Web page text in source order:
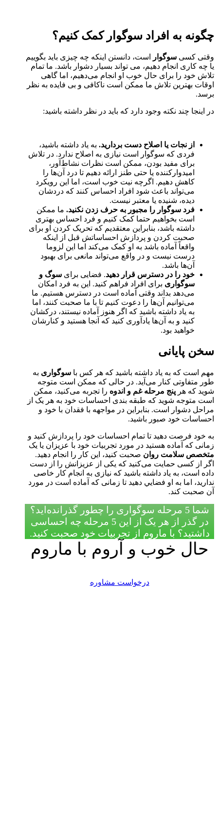
چگونه به افراد سوگوار کمک کنیم؟
وقتی کسی سوگوار
است، دانستن اینکه چه چیزی باید بگوییم
یا چه کاری انجام دهیم، می تواند بسیار دشوار باشد. ما تمام
تلاش خود را برای حال خوب او انجام می‌دهیم، اما گاهی
اوقات بهترین تلاش ما ممکن است ناکافی و بی فایده به نظر
برسد.
در اینجا چند نکته وجود دارد که باید در نظر داشته باشید:
از نجات یا اصلاح دست بردارید. به یاد داشته باشید،
فردی که سوگوار است نیازی به اصلاح ندارد. در تلاش
برای مفید بودن، ممکن است نظرات نشاط‌آور،
امیدوارکننده یا حتی طنز ارائه دهیم تا درد آن‌ها را
کاهش دهیم. اگرچه نیت خوب است، اما این رویکرد
می‌تواند باعث شود افراد احساس کنند که دردشان
دیده، شنیده یا معتبر نیست.
فرد سوگوار را مجبور به حرف زدن نکنید. ما ممکن
است بخواهیم حتما کمک کنیم و فرد احساس بهتری
داشته باشد، بنابراین معتقدیم که تحریک کردن او برای
صحبت کردن و پردازش احساساتش قبل از اینکه
واقعاً آماده باشد به او کمک می‌کند اما این لزوما
درست نیست و در واقع می‌تواند مانعی برای بهبود
آن‌ها باشد.
خود را در دسترس قرار دهید. فضایی برای سوگ و
سوگواری برای افراد فراهم کنید. این به فرد امکان
می‌دهد بداند وقتی آماده است در دسترس هستیم. ما
می‌توانیم آن‌ها را دعوت کنیم تا با ما صحبت کنند، اما
به یاد داشته باشید که اگر هنوز آماده نیستند، درکشان
کنید و به آن‌ها یادآوری کنید که آنجا هستید و کنارشان
خواهید بود.
سخن پایانی
مهم است که به یاد داشته باشید که هر کس با سوگواری به
طور متفاوتی کنار می‌آید. در حالی که ممکن است متوجه
شوید که هر پنج مرحله غم و اندوه را تجربه می‌کنید، ممکن
است متوجه شوید که طبقه بندی احساسات خود به هر یک از
مراحل دشوار است. بنابراين در مواجهه با فقدان با خود و
احساسات خود صبور باشید.
به خود فرصت دهید تا تمام احساسات خود را پردازش کنید و
زمانی که آماده هستید در مورد تجربیات خود با عزیزان یا یک
متخصص سلامت روان صحبت کنید، این کار را انجام دهید.
اگر از کسی حمایت می‌کنید که یکی از عزیزانش را از دست
داده است، به یاد داشته باشید که نیازی به انجام کار خاصی
ندارید، اما به او فضايي دهيد تا زمانی که آماده است در مورد
آن صحبت کند.
شما 5 مرحله سوگواری را چطور گذرانده‌اید؟
در گذر از هر یک از این 5 مرحله چه احساسی
داشتید؟ با ماروم از تجربیات خود صحبت کنید.
حال خوب و آروم با ماروم
درخواست مشاوره